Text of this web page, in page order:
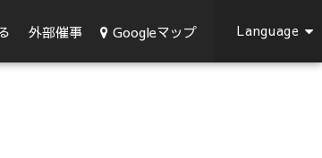
外部催事 Googleマップ Language